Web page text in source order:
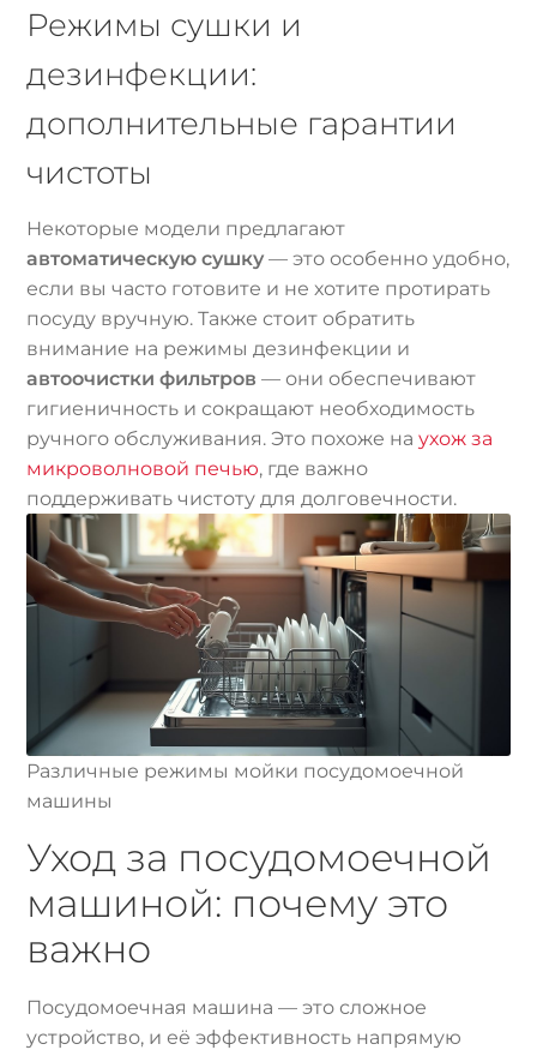
Режимы сушки и
дезинфекции:
дополнительные гарантии
чистоты
Некоторые модели предлагают
автоматическую сушку — это особенно удобно,
если вы часто готовите и не хотите протирать
посуду вручную. Также стоит обратить
внимание на режимы дезинфекции и
автоочистки фильтров — они обеспечивают
гигиеничность и сокращают необходимость
ручного обслуживания. Это похоже наухож за
микроволновой печью, где важно
поддерживать чистоту для долговечности.
Различные режимы мойки посудомоечной
машины
Уход за посудомоечной
машиной: почему это
важно
Посудомоечная машина — это сложное
устройство, и её эффективность напрямую